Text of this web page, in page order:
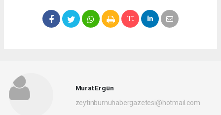
Murat Ergün
zeytinburnuhabergazetesi@hotmail.com